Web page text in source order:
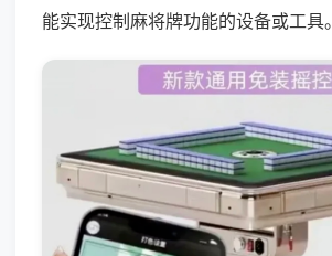
能实现控制麻将牌功能的设备或工具。